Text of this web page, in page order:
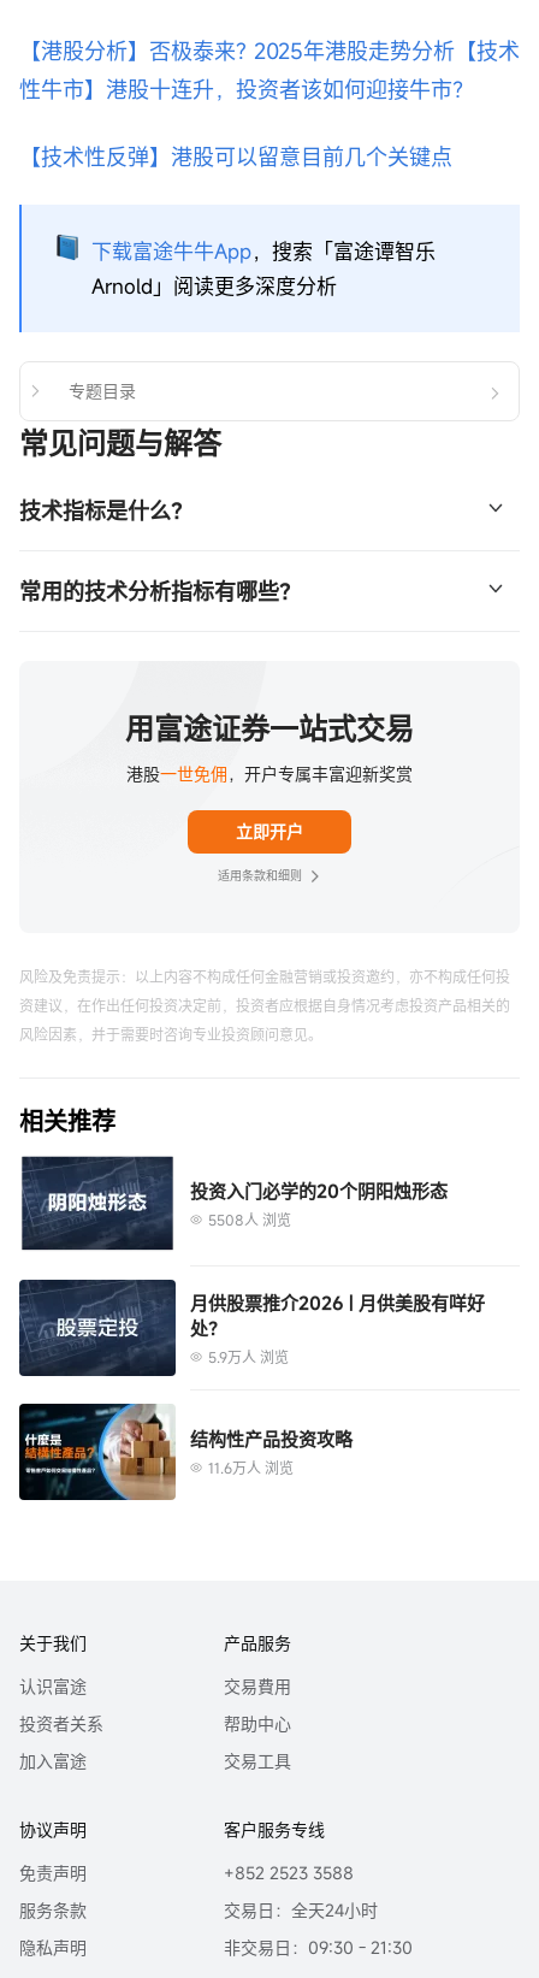
【港股分析】否极泰来? 2025年港股走势分析【技术
性牛市】港股十连升，投资者该如何迎接牛市？
【技术性反弹】港股可以留意目前几个关键点
下载富途牛牛App，搜索「富途谭智乐
Arnold」阅读更多深度分析
专题目录
常见问题与解答
技术指标是什么？
这些指标基于历史价格、交易量等数据，帮助投资者识别市
常用的技术分析指标有哪些？
平滑异同移动平均线（MACD）等等。你可以点击这里了解
用富途证券一站式交易
港股一世免佣，开户专属丰富迎新奖赏
立即开户
适用条款和细则
风险及免责提示：以上内容不构成任何金融营销或投资邀约，亦不构成任何投
资建议，在作出任何投资决定前，投资者应根据自身情况考虑投资产品相关的
风险因素，并于需要时咨询专业投资顾问意见。
相关推荐
投资入门必学的20个阴阳烛形态
5508人 浏览
月供股票推介2026 | 月供美股有咩好
处？
5.9万人 浏览
结构性产品投资攻略
11.6万人 浏览
关于我们
认识富途
投资者关系
加入富途
产品服务
交易費用
帮助中心
交易工具
协议声明
免责声明
服务条款
隐私声明
客户服务专线
+852 2523 3588
交易日：全天24小时
非交易日：09:30 - 21:30